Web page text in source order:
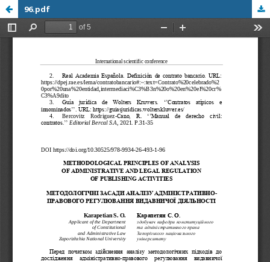
96.pdf